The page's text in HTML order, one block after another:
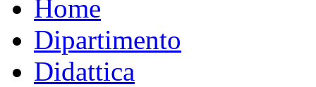
Home
Dipartimento
Didattica